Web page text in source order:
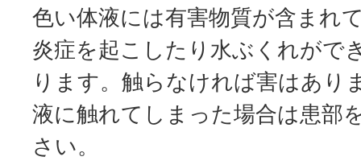
色い体液には有害物質が含まれ
炎症を起こしたり水ぶくれがで
ります。触らなければ害はあり
液に触れてしまった場合は患部
さい。